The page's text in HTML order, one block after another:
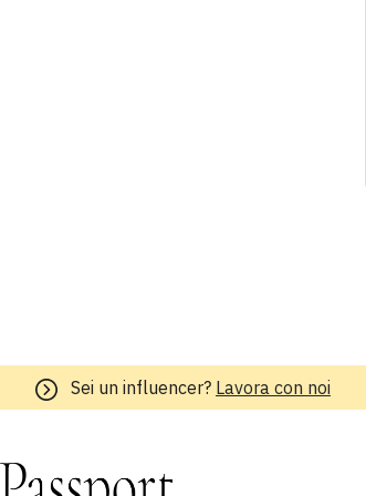
Sei un influencer? Lavora con noi